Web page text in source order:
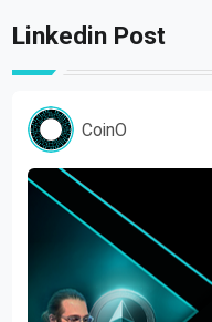
LinkedinPost
CoinO